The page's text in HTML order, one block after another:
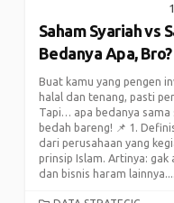
Saham Syariah vs
Bedanya Apa, Bro?
Buat kamu yang pengen
halal dan tenang, pasti
Tapi… apa bedanya sama
bedah bareng! 📌 1.
dari perusahaan yang
prinsip Islam. Artinya: gak
dan bisnis haram lainnya....